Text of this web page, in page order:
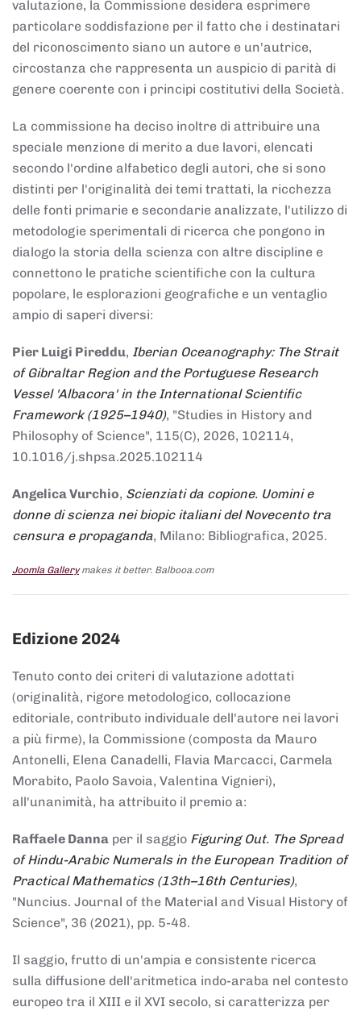
valutazione, la Commissione desidera esprimere
particolare soddisfazione per il fatto che i destinatari
del riconoscimento siano un autore e un'autrice,
circostanza che rappresenta un auspicio di parità di
genere coerente con i principi costitutivi della Società.
La commissione ha deciso inoltre di attribuire una
speciale menzione di merito a due lavori, elencati
secondo l'ordine alfabetico degli autori, che si sono
distinti per l'originalità dei temi trattati, la ricchezza
delle fonti primarie e secondarie analizzate, l'utilizzo di
metodologie sperimentali di ricerca che pongono in
dialogo la storia della scienza con altre discipline e
connettono le pratiche scientifiche con la cultura
popolare, le esplorazioni geografiche e un ventaglio
ampio di saperi diversi:
Pier Luigi Pireddu, Iberian Oceanography: The Strait
of Gibraltar Region and the Portuguese Research
Vessel 'Albacora' in the International Scientific
Framework (1925–1940), "Studies in History and
Philosophy of Science", 115(C), 2026, 102114,
10.1016/j.shpsa.2025.102114
Angelica Vurchio, Scienziati da copione. Uomini e
donne di scienza nei biopic italiani del Novecento tra
censura e propaganda, Milano: Bibliografica, 2025.
Joomla Gallerymakes it better. Balbooa.com
Edizione 2024
Tenuto conto dei criteri di valutazione adottati
(originalità, rigore metodologico, collocazione
editoriale, contributo individuale dell'autore nei lavori
a più firme), la Commissione (composta da Mauro
Antonelli, Elena Canadelli, Flavia Marcacci, Carmela
Morabito, Paolo Savoia, Valentina Vignieri),
all'unanimità, ha attribuito il premio a:
Raffaele Danna per il saggio Figuring Out. The Spread
of Hindu-Arabic Numerals in the European Tradition of
Practical Mathematics (13th–16th Centuries),
"Nuncius. Journal of the Material and Visual History of
Science", 36 (2021), pp. 5-48.
Il saggio, frutto di un'ampia e consistente ricerca
sulla diffusione dell'aritmetica indo-araba nel contesto
europeo tra il XIII e il XVI secolo, si caratterizza per